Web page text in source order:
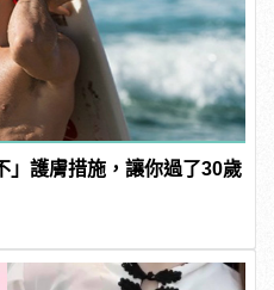
」護膚措施，讓你過了30歲